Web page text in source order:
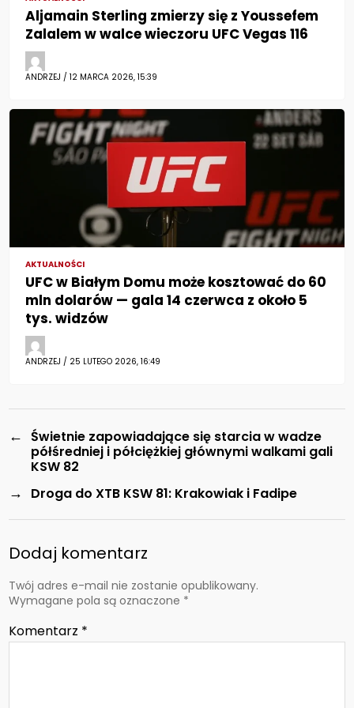
Aljamain Sterling zmierzy się z Youssefem
Zalalem w walce wieczoru UFC Vegas 116
ANDRZEJ / 12 MARCA 2026, 15:39
AKTUALNOŚCI
UFC w Białym Domu może kosztować do 60
mln dolarów — gala 14 czerwca z około 5
tys. widzów
ANDRZEJ / 25 LUTEGO 2026, 16:49
← Świetnie zapowiadające się starcia w wadze
półśredniej i półciężkiej głównymi walkami gali
KSW 82
→ Droga do XTB KSW 81: Krakowiak i Fadipe
Dodaj komentarz
Twój adres e-mail nie zostanie opublikowany.
Wymagane pola są oznaczone *
Komentarz *